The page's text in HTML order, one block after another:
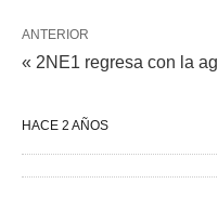
ANTERIOR
« 2NE1 regresa con la
HACE 2 AÑOS